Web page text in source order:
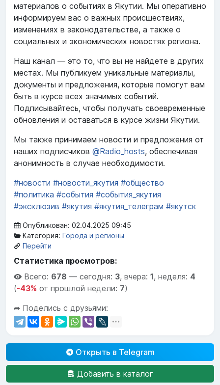
материалов о событиях в Якутии. Мы оперативно
информируем вас о важных происшествиях,
изменениях в законодательстве, а также о
социальных и экономических новостях региона.
Наш канал — это то, что вы не найдете в других
местах. Мы публикуем уникальные материалы,
документы и предложения, которые помогут вам
быть в курсе всех значимых событий.
Подписывайтесь, чтобы получать своевременные
обновления и оставаться в курсе жизни Якутии.
Мы также принимаем новости и предложения от
наших подписчиков @Radio_hosts, обеспечивая
анонимность в случае необходимости.
#новости #новости_якутия #общество
#политика #события #события_якутия
#эксклюзив #якутия #якутия_телеграм #якутск
Опубликован: 02.04.2025 09:45
Категория: Города и регионы
Перейти
Статистика просмотров:
Всего: 678 — сегодня: 3, вчера: 1, неделя: 4
(-43% от прошлой недели: 7)
➦ Поделись с друзьями:
Открыть в Telegram
Добавить в каталог